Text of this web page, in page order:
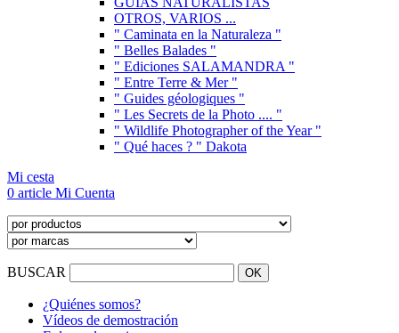
OTROS, VARIOS ...
" Caminata en la Naturaleza "
" Belles Balades "
" Ediciones SALAMANDRA "
" Entre Terre & Mer "
" Guides géologiques "
" Les Secrets de la Photo .... "
" Wildlife Photographer of the Year "
" Qué haces ? " Dakota
Mi cesta
0 article Mi Cuenta
BUSCAR
¿Quiénes somos?
Vídeos de demostración